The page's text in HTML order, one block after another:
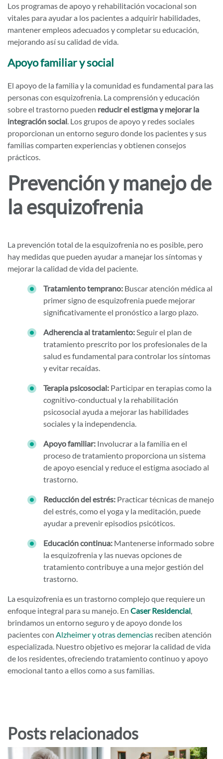
Los programas de apoyo y rehabilitación vocacional son
vitales para ayudar a los pacientes a adquirir habilidades,
mantener empleos adecuados y completar su educación,
mejorando así su calidad de vida.
Apoyo familiar y social
El apoyo de la familia y la comunidad es fundamental para las
personas con esquizofrenia. La comprensión y educación
sobre el trastorno pueden reducir el estigma y mejorar la
integración social. Los grupos de apoyo y redes sociales
proporcionan un entorno seguro donde los pacientes y sus
familias comparten experiencias y obtienen consejos
prácticos.
Prevención y manejo de
la esquizofrenia
La prevención total de la esquizofrenia no es posible, pero
hay medidas que pueden ayudar a manejar los síntomas y
mejorar la calidad de vida del paciente.
Tratamiento temprano: Buscar atención médica al
primer signo de esquizofrenia puede mejorar
significativamente el pronóstico a largo plazo.
Adherencia al tratamiento:Seguir el plan de
tratamiento prescrito por los profesionales de la
salud es fundamental para controlar los síntomas
y evitar recaídas.
Terapia psicosocial: Participar en terapias como la
cognitivo-conductual y la rehabilitación
psicosocial ayuda a mejorar las habilidades
sociales y la independencia.
Apoyo familiar: Involucrar a la familia en el
proceso de tratamiento proporciona un sistema
de apoyo esencial y reduce el estigma asociado al
trastorno.
Reducción del estrés: Practicar técnicas de manejo
del estrés, como el yoga y la meditación, puede
ayudar a prevenir episodios psicóticos.
Educación continua: Mantenerse informado sobre
la esquizofrenia y las nuevas opciones de
tratamiento contribuye a una mejor gestión del
trastorno.
La esquizofrenia es un trastorno complejo que requiere un
enfoque integral para su manejo. En Caser Residencial,
brindamos un entorno seguro y de apoyo donde los
pacientes con Alzheimer y otras demencias reciben atención
especializada. Nuestro objetivo es mejorar la calidad de vida
de los residentes, ofreciendo tratamiento continuo y apoyo
emocional tanto a ellos como a sus familias.
Posts relacionados